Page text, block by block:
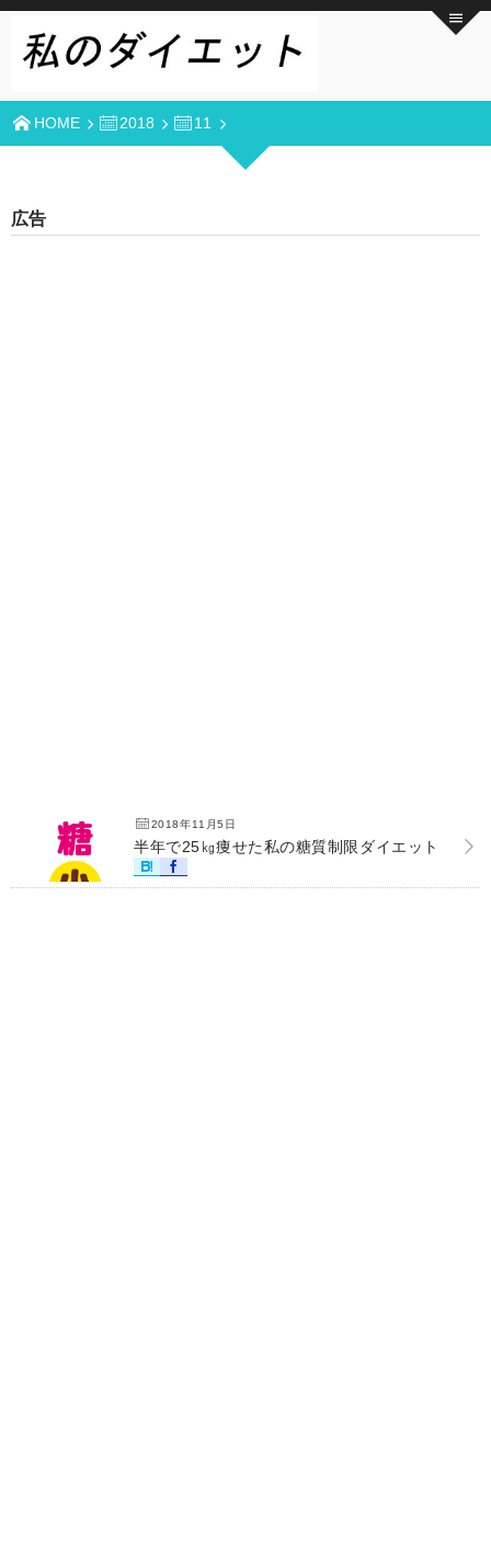
HOME 2018 11
広告
2018年11月5日
半年で25㎏痩せた私の糖質制限ダイエット